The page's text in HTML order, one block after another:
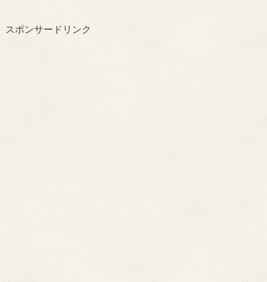
スポンサードリンク